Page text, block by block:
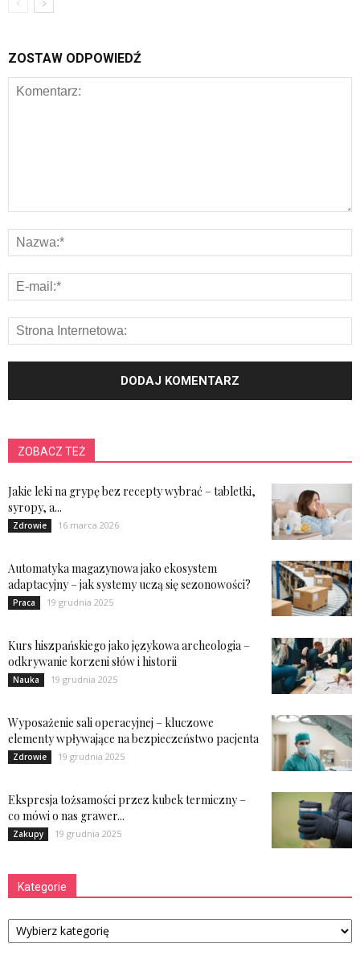
ZOSTAW ODPOWIEDŹ
ZOBACZ TEŻ
Jakie leki na grypę bez recepty wybrać – tabletki,
syropy, a...
Zdrowie 16 marca 2026
Automatyka magazynowa jako ekosystem
adaptacyjny – jak systemy uczą się sezonowości?
Praca 19 grudnia 2025
Kurs hiszpańskiego jako językowa archeologia –
odkrywanie korzeni słów i historii
Nauka 19 grudnia 2025
Wyposażenie sali operacyjnej – kluczowe
elementy wpływające na bezpieczeństwo pacjenta
Zdrowie 19 grudnia 2025
Ekspresja tożsamości przez kubek termiczny –
co mówi o nas grawer...
Zakupy 19 grudnia 2025
Kategorie
Kategorie